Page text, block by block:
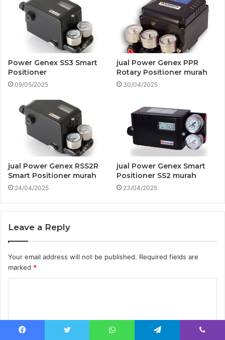
Power Genex SS3 Smart
Positioner
09/05/2025
jual Power Genex PPR
Rotary Positioner murah
30/04/2025
jual Power Genex RSS2R
Smart Positioner murah
24/04/2025
jual Power Genex Smart
Positioner SS2 murah
23/04/2025
Leave a Reply
Your email address will not be published. Required fields are
marked *